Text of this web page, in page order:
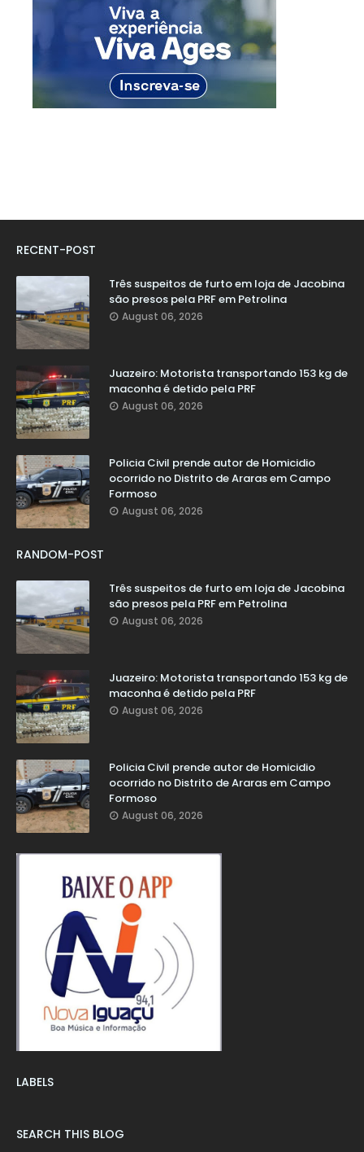
RECENT-POST
Três suspeitos de furto em loja de Jacobina
são presos pela PRF em Petrolina
August 06, 2026
Juazeiro: Motorista transportando 153 kg de
maconha é detido pela PRF
August 06, 2026
Policia Civil prende autor de Homicidio
ocorrido no Distrito de Araras em Campo
Formoso
August 06, 2026
RANDOM-POST
Três suspeitos de furto em loja de Jacobina
são presos pela PRF em Petrolina
August 06, 2026
Juazeiro: Motorista transportando 153 kg de
maconha é detido pela PRF
August 06, 2026
Policia Civil prende autor de Homicidio
ocorrido no Distrito de Araras em Campo
Formoso
August 06, 2026
LABELS
SEARCH THIS BLOG